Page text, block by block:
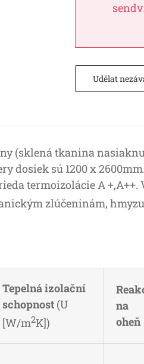
Udělat
(sklená tkanina
dosiek sú 1200 x
termoizolácie A
zlúčeninám,
Tepelná izolační
schopnost (U
[W/m2K])
na
oheň